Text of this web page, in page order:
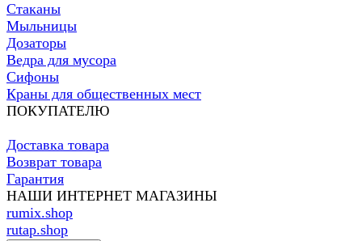
Стаканы
Мыльницы
Дозаторы
Ведра для мусора
Сифоны
Краны для общественных мест
ПОКУПАТЕЛЮ
Доставка товара
Возврат товара
Гарантия
НАШИ ИНТЕРНЕТ МАГАЗИНЫ
rumix.shop
rutap.shop